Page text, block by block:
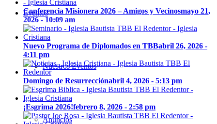
Eventos
Nuestros Eventos
Anuncios
Conferencia Misionera 2026 – Amigos y Vecinosmayo 21,
2026 - 10:09 am
Nuevo Programa de Diplomados en TBBabril 26, 2026 -
4:11 pm
Domingo de Resurrecciónabril 4, 2026 - 5:13 pm
¡Esgrima 2026!febrero 8, 2026 - 2:58 pm